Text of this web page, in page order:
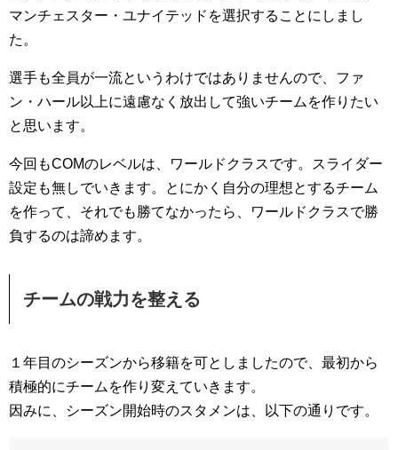
マンチェスター・ユナイテッドを選択することにしまし
た。
選手も全員が一流というわけではありませんので、ファ
ン・ハール以上に遠慮なく放出して強いチームを作りたい
と思います。
今回もCOMのレベルは、ワールドクラスです。スライダー
設定も無しでいきます。とにかく自分の理想とするチーム
を作って、それでも勝てなかったら、ワールドクラスで勝
負するのは諦めます。
チームの戦力を整える
１年目のシーズンから移籍を可としましたので、最初から
積極的にチームを作り変えていきます。
因みに、シーズン開始時のスタメンは、以下の通りです。